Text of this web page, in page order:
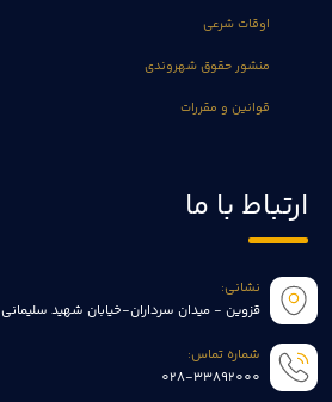
اوقات شرعی
منشور حقوق شهروندی
قوانین و مقررات
ارتباط با ما
نشانی:
قزوین - میدان سرداران-خیابان شهید سلیمانی
شماره تماس:
028-33892000